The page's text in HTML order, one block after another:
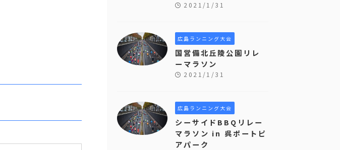
2021/1/31
広島ランニング大会
国営備北丘陵公園リレ
ーマラソン
2021/1/31
広島ランニング大会
シーサイドBBQリレー
マラソン in 呉ポートピ
アパーク